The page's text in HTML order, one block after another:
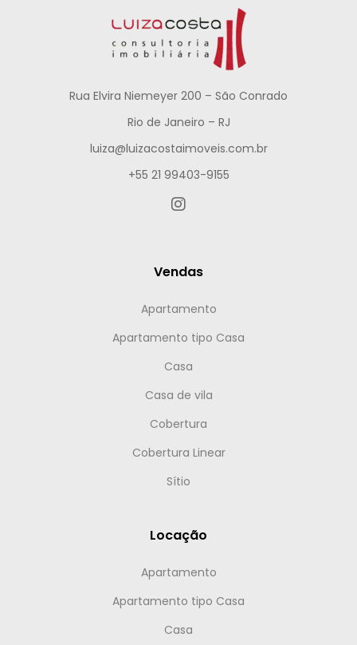
Rua Elvira Niemeyer 200 – São Conrado
Rio de Janeiro – RJ
luiza@luizacostaimoveis.com.br
+55 21 99403-9155
Vendas
Apartamento
Apartamento tipo Casa
Casa
Casa de vila
Cobertura
Cobertura Linear
Sítio
Locação
Apartamento
Apartamento tipo Casa
Casa